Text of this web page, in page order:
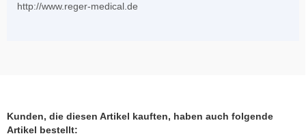
http://www.reger-medical.de
Kunden, die diesen Artikel kauften, haben auch folgende
Artikel bestellt: